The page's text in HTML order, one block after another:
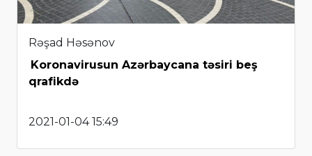
Rəşad Həsənov
Koronavirusun Azərbaycana təsiri beş
qrafikdə
2021-01-04 15:49